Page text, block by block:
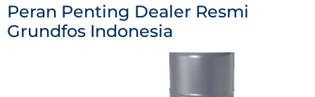
Peran Penting Dealer Resmi
Grundfos Indonesia